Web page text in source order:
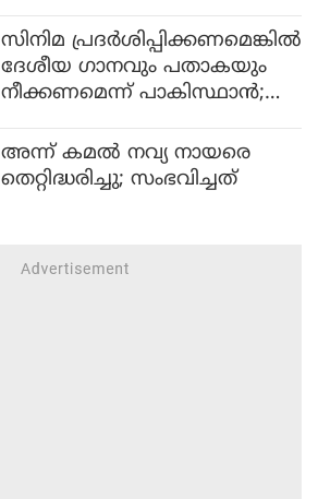
റ്റിംഗ് തന്ത്രം ആണെന്ന് വിമർശ
നം
സിനിമ പ്രദർശിപ്പിക്കണമെങ്കിൽ
ദേശീയ ഗാനവും പതാകയും
നീക്കണമെന്ന് പാകിസ്ഥാൻ;
ഖാൻ
അന്ന് കമൽ നവ്യ നായരെ
തെറ്റിദ്ധരിച്ചു; സംഭവിച്ചത്